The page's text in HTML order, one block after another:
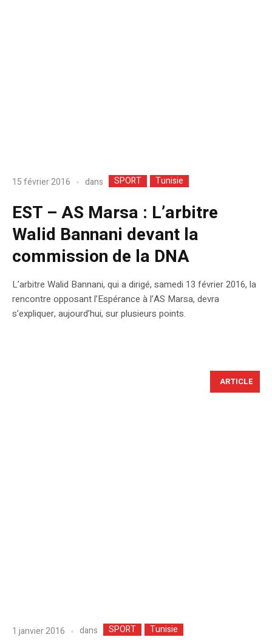
15 février 2016 dans SPORT Tunisie
EST – AS Marsa : L’arbitre
Walid Bannani devant la
commission de la DNA
L’arbitre Walid Bannani, qui a dirigé, samedi 13 février 2016, la
rencontre opposant l’Espérance à l’AS Marsa, devra
s’expliquer, aujourd’hui, sur plusieurs points.
ARTICLE
1 janvier 2016 dans SPORT Tunisie